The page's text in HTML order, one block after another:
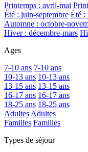
Printemps : avril-mai
Été : juin-septembre Été :
Automne : octobre-
Hiver : décembre-mars
Ages
7-10 ans 7-10 ans
10-13 ans 10-13 ans
13-15 ans 13-15 ans
16-17 ans 16-17 ans
18-25 ans 18-25 ans
Adultes Adultes
Familles Familles
Types de séjour